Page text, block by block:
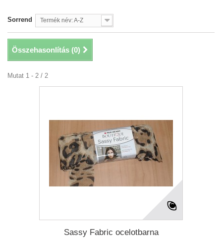
Sorrend Termék név: A-Z
Összehasonlítás (0)
Mutat 1 - 2 / 2
Sassy Fabric ocelotbarna